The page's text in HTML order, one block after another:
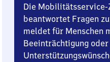
Die Mobilitätsservice-
beantwortet Fragen
meldet für Menschen
Beeinträchtigung